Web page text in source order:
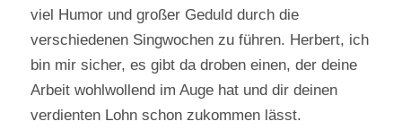
viel Humor und großer Geduld durch die
verschiedenen Singwochen zu führen. Herbert, ich
bin mir sicher, es gibt da droben einen, der deine
Arbeit wohlwollend im Auge hat und dir deinen
verdienten Lohn schon zukommen lässt.